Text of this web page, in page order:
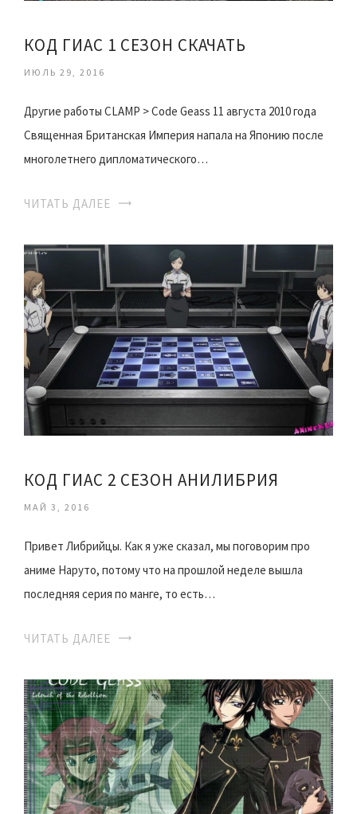
КОД ГИАС 1 СЕЗОН СКАЧАТЬ
ИЮЛЬ 29, 2016
Другие работы CLAMP > Code Geass 11 августа 2010 года
Священная Британская Империя напала на Японию после
многолетнего дипломатического…
ЧИТАТЬ ДАЛЕЕ
КОД ГИАС 2 СЕЗОН АНИЛИБРИЯ
МАЙ 3, 2016
Привет Либрийцы. Как я уже сказал, мы поговорим про
аниме Наруто, потому что на прошлой неделе вышла
последняя серия по манге, то есть…
ЧИТАТЬ ДАЛЕЕ